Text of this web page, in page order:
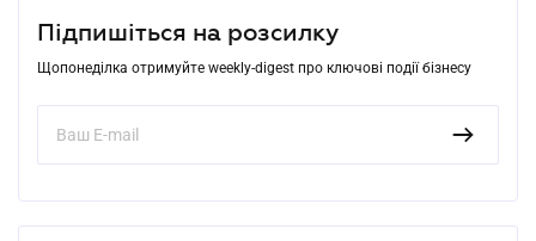
Підпишіться на розсилку
Щопонеділка отримуйте weekly-digest про ключові події бізнесу